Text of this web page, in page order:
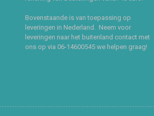
Bovenstaande is van toepassing op
leveringen in Nederland. Neem voor
leveringen naar het buitenland contact met
ons op via 06-14600545 we helpen graag!